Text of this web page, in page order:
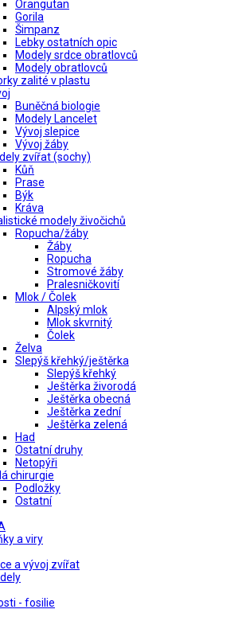
Orangutan
Gorila
Šimpanz
Lebky ostatních opic
Modely srdce obratlovců
Modely obratlovců
zalité v plastu
Buněčná biologie
Modely Lancelet
Vývoj slepice
Vývoj žáby
zvířat (sochy)
Kůň
Prase
Býk
Kráva
modely živočichů
Ropucha/žáby
Žáby
Ropucha
Stromové žáby
Pralesničkovití
Mlok / Čolek
Alpský mlok
Mlok skvrnitý
Čolek
Želva
Slepýš křehký/ještěrka
Slepýš křehký
Ještěrka živorodá
Ještěrka obecná
Ještěrka zední
Ještěrka zelená
Had
Ostatní druhy
Netopýři
chirurgie
Podložky
Ostatní
a viry
a vývoj zvířat
- fosilie